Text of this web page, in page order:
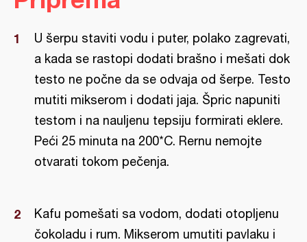
U šerpu staviti vodu i puter, polako zagrevati,
a kada se rastopi dodati brašno i mešati dok
testo ne počne da se odvaja od šerpe. Testo
mutiti mikserom i dodati jaja. Špric napuniti
testom i na nauljenu tepsiju formirati eklere.
Peći 25 minuta na 200*C. Rernu nemojte
otvarati tokom pečenja.
Kafu pomešati sa vodom, dodati otopljenu
čokoladu i rum. Mikserom umutiti pavlaku i